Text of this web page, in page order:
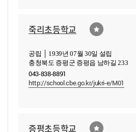
죽리초등학교
공립 │ 1939년 07월 30일 설립
충청북도 증평군 증평읍 남하길 233
043-838-8891
http://school.cbe.go.kr/jukri-e/M01
증평초등학교